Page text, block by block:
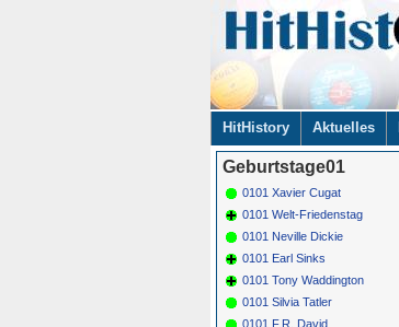
Navigation
überspringen
HitHistory Aktuelles
Geburtstage01
0101 Xavier Cugat
0101 Welt-Friedenstag
0101 Neville Dickie
0101 Earl Sinks
0101 Tony Waddington
0101 Silvia Tatler
0101 F.R. David